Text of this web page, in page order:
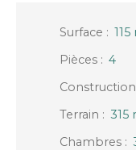
Surface : 115
Pièces : 4
Construction
Terrain : 315
Chambres :